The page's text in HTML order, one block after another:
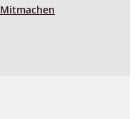
Mitmachen